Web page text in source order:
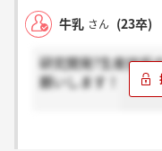
牛乳 さん (23卒)
研究開発?生産技術
願いします！